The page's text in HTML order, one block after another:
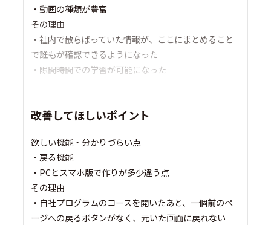
・動画の種類が豊富
その理由
・社内で散らばっていた情報が、ここにまとめること
で誰もが確認できるようになった
・隙間時間での学習が可能になった
改善してほしいポイント
欲しい機能・分かりづらい点
・戻る機能
・PCとスマホ版で作りが多少違う点
その理由
・自社プログラムのコースを開いたあと、一個前のペ
ージへの戻るボタンがなく、元いた画面に戻れない